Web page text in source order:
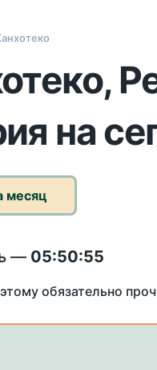
на
месяц
— 05:50:54
обязательно